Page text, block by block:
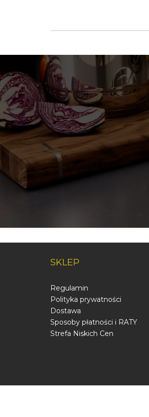
SKLEP
Regulamin
Polityka prywatności
Dostawa
Sposoby płatności i RATY
Strefa Niskich Cen